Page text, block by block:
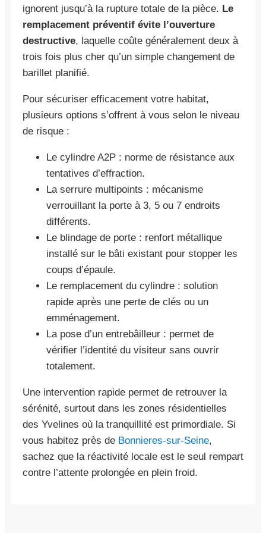
ignorent jusqu’à la rupture totale de la pièce. Le
remplacement préventif évite l’ouverture
destructive, laquelle coûte généralement deux à
trois fois plus cher qu’un simple changement de
barillet planifié.
Pour sécuriser efficacement votre habitat,
plusieurs options s’offrent à vous selon le niveau
de risque :
Le cylindre A2P : norme de résistance aux
tentatives d’effraction.
La serrure multipoints : mécanisme
verrouillant la porte à 3, 5 ou 7 endroits
différents.
Le blindage de porte : renfort métallique
installé sur le bâti existant pour stopper les
coups d’épaule.
Le remplacement du cylindre : solution
rapide après une perte de clés ou un
emménagement.
La pose d’un entrebâilleur : permet de
vérifier l’identité du visiteur sans ouvrir
totalement.
Une intervention rapide permet de retrouver la
sérénité, surtout dans les zones résidentielles
des Yvelines où la tranquillité est primordiale. Si
vous habitez près de Bonnieres-sur-Seine,
sachez que la réactivité locale est le seul rempart
contre l’attente prolongée en plein froid.